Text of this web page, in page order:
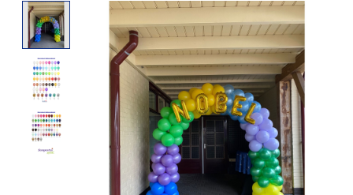
Product image slideshow Items